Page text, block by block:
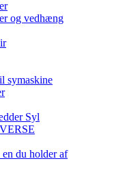
og vedhæng
symaskine
Syl
du holder af